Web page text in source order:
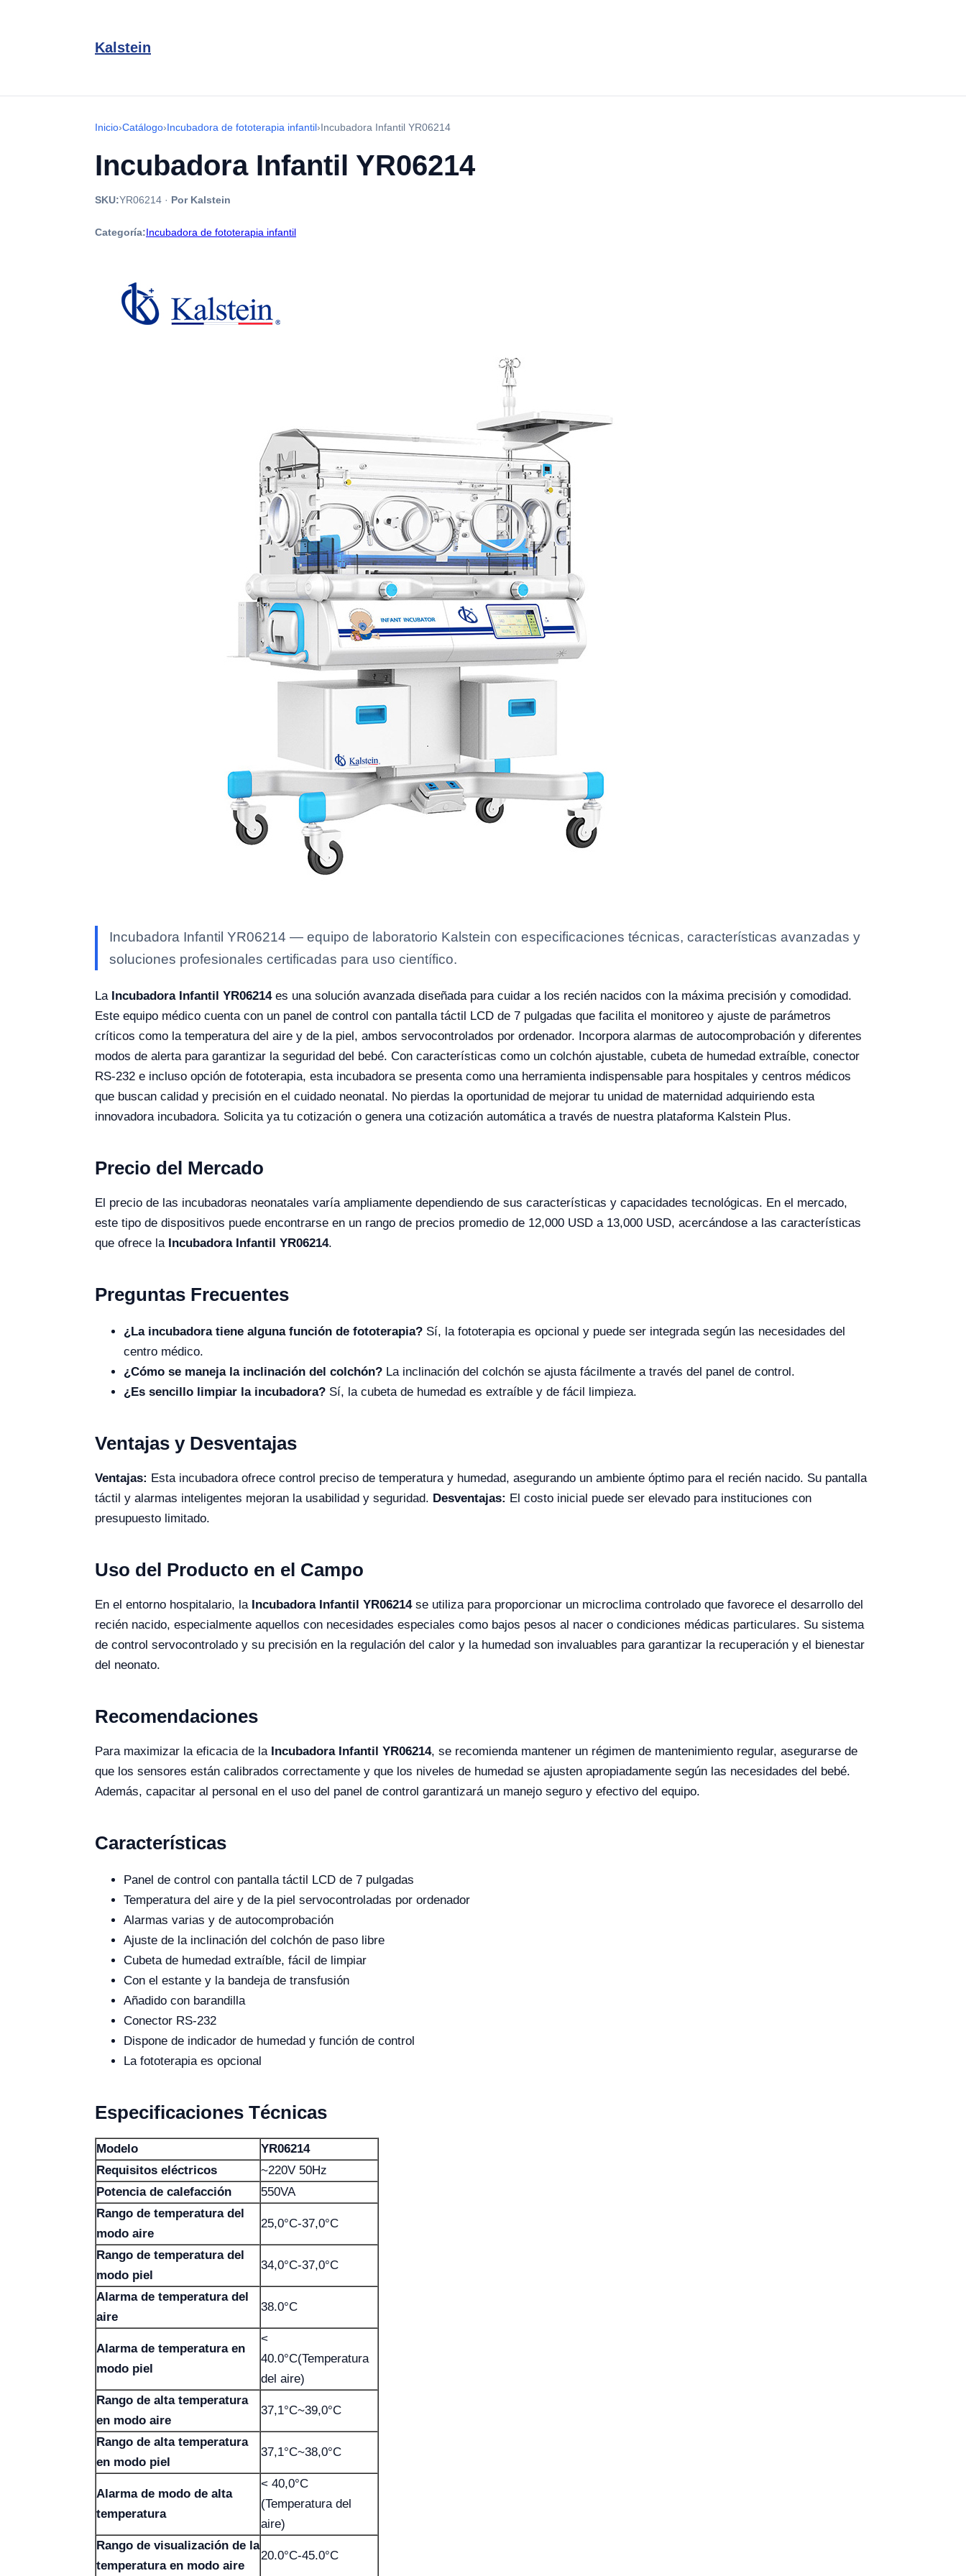
Kalstein
Inicio›Catálogo›Incubadora de fototerapia infantil›Incubadora Infantil YR06214
Incubadora Infantil YR06214
SKU:YR06214 · Por Kalstein
Categoría:Incubadora de fototerapia infantil
Incubadora Infantil YR06214 — equipo de laboratorio Kalstein con especificaciones técnicas, características avanzadas y
soluciones profesionales certificadas para uso científico.
La Incubadora Infantil YR06214es una solución avanzada diseñada para cuidar a los recién nacidos con la máxima precisión y comodidad.
Este equipo médico cuenta con un panel de control con pantalla táctil LCD de 7 pulgadas que facilita el monitoreo y ajuste de parámetros
críticos como la temperatura del aire y de la piel, ambos servocontrolados por ordenador. Incorpora alarmas de autocomprobación y diferentes
modos de alerta para garantizar la seguridad del bebé. Con características como un colchón ajustable, cubeta de humedad extraíble, conector
RS-232 e incluso opción de fototerapia, esta incubadora se presenta como una herramienta indispensable para hospitales y centros médicos
que buscan calidad y precisión en el cuidado neonatal. No pierdas la oportunidad de mejorar tu unidad de maternidad adquiriendo esta
innovadora incubadora. Solicita ya tu cotización o genera una cotización automática a través de nuestra plataforma Kalstein Plus.
Precio del Mercado
El precio de las incubadoras neonatales varía ampliamente dependiendo de sus características y capacidades tecnológicas. En el mercado,
este tipo de dispositivos puede encontrarse en un rango de precios promedio de 12,000 USD a 13,000 USD, acercándose a las características
que ofrece la Incubadora Infantil YR06214.
Preguntas Frecuentes
¿La incubadora tiene alguna función de fototerapia? Sí, la fototerapia es opcional y puede ser integrada según las necesidades del
centro médico.
¿Cómo se maneja la inclinación del colchón? La inclinación del colchón se ajusta fácilmente a través del panel de control.
¿Es sencillo limpiar la incubadora? Sí, la cubeta de humedad es extraíble y de fácil limpieza.
Ventajas y Desventajas
Ventajas: Esta incubadora ofrece control preciso de temperatura y humedad, asegurando un ambiente óptimo para el recién nacido. Su pantalla
táctil y alarmas inteligentes mejoran la usabilidad y seguridad. Desventajas: El costo inicial puede ser elevado para instituciones con
presupuesto limitado.
Uso del Producto en el Campo
En el entorno hospitalario, la Incubadora Infantil YR06214se utiliza para proporcionar un microclima controlado que favorece el desarrollo del
recién nacido, especialmente aquellos con necesidades especiales como bajos pesos al nacer o condiciones médicas particulares. Su sistema
de control servocontrolado y su precisión en la regulación del calor y la humedad son invaluables para garantizar la recuperación y el bienestar
del neonato.
Recomendaciones
Para maximizar la eficacia de la Incubadora Infantil YR06214, se recomienda mantener un régimen de mantenimiento regular, asegurarse de
que los sensores están calibrados correctamente y que los niveles de humedad se ajusten apropiadamente según las necesidades del bebé.
Además, capacitar al personal en el uso del panel de control garantizará un manejo seguro y efectivo del equipo.
Características
Panel de control con pantalla táctil LCD de 7 pulgadas
Temperatura del aire y de la piel servocontroladas por ordenador
Alarmas varias y de autocomprobación
Ajuste de la inclinación del colchón de paso libre
Cubeta de humedad extraíble, fácil de limpiar
Con el estante y la bandeja de transfusión
Añadido con barandilla
Conector RS-232
Dispone de indicador de humedad y función de control
La fototerapia es opcional
Especificaciones Técnicas
Modelo
YR06214
Requisitos eléctricos
~220V 50Hz
Potencia de calefacción
550VA
Rango de temperatura del
modo aire
25,0°C-37,0°C
Rango de temperatura del
modo piel
34,0°C-37,0°C
Alarma de temperatura del
aire
38.0°C
Alarma de temperatura en
modo piel
<
40.0°C(Temperatura
del aire)
Rango de alta temperatura
en modo aire
37,1°C~39,0°C
Rango de alta temperatura
en modo piel
37,1°C~38,0°C
Alarma de modo de alta
temperatura
< 40,0°C
(Temperatura del
aire)
Rango de visualización de la
temperatura en modo aire
20.0°C-45.0°C